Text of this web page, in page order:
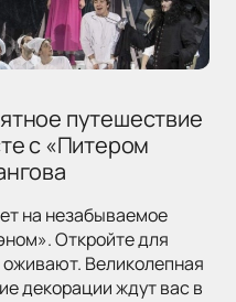
путешествие
с «Питером
на незабываемое
Откройте для
Великолепная
декорации ждут вас в